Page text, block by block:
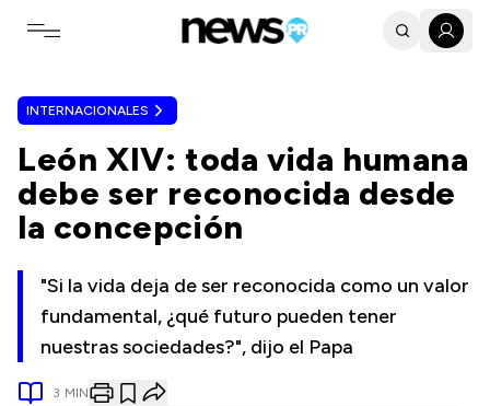
Toggle navigation menu
INTERNACIONALES
León XIV: toda vida humana
debe ser reconocida desde
la concepción
"Si la vida deja de ser reconocida como un valor
fundamental, ¿qué futuro pueden tener
nuestras sociedades?", dijo el Papa
3 MIN